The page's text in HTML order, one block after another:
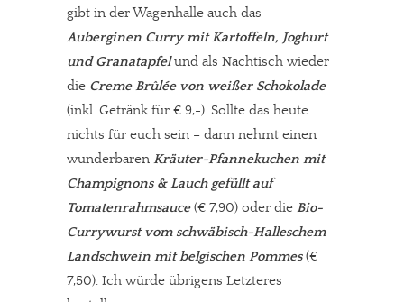
Solltest Du unsere unabhängige Berichterstattung schätzen,
kannst Du uns mit einer kleinen Spende unterstützen.
Paypal - danke@meinesuedstadt.de
JETZT SPENDEN Schon erledigt!
gibt in der Wagenhalle auch das
Auberginen Curry mit Kartoffeln, Joghurt
und Granatapfelund als Nachtisch wieder
die Creme Brûlée von weißer Schokolade
(inkl. Getränk für € 9,-). Sollte das heute
nichts für euch sein – dann nehmt einen
wunderbaren Kräuter-Pfannekuchen mit
Champignons & Lauch gefüllt auf
Tomatenrahmsauce(€ 7,90) oder die Bio-
Currywurst vom schwäbisch-Halleschem
Landschwein mit belgischen Pommes(€
7,50). Ich würde übrigens Letzteres